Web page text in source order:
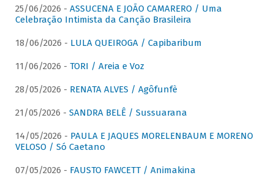
25/06/2026 - ASSUCENA E JOÃO CAMARERO / Uma
Celebração Intimista da Canção Brasileira
18/06/2026 - LULA QUEIROGA / Capibaribum
11/06/2026 - TORI / Areia e Voz
28/05/2026 - RENATA ALVES / Agôfunfè
21/05/2026 - SANDRA BELÊ / Sussuarana
14/05/2026 - PAULA E JAQUES MORELENBAUM E MORENO
VELOSO / Só Caetano
07/05/2026 - FAUSTO FAWCETT / Animakina